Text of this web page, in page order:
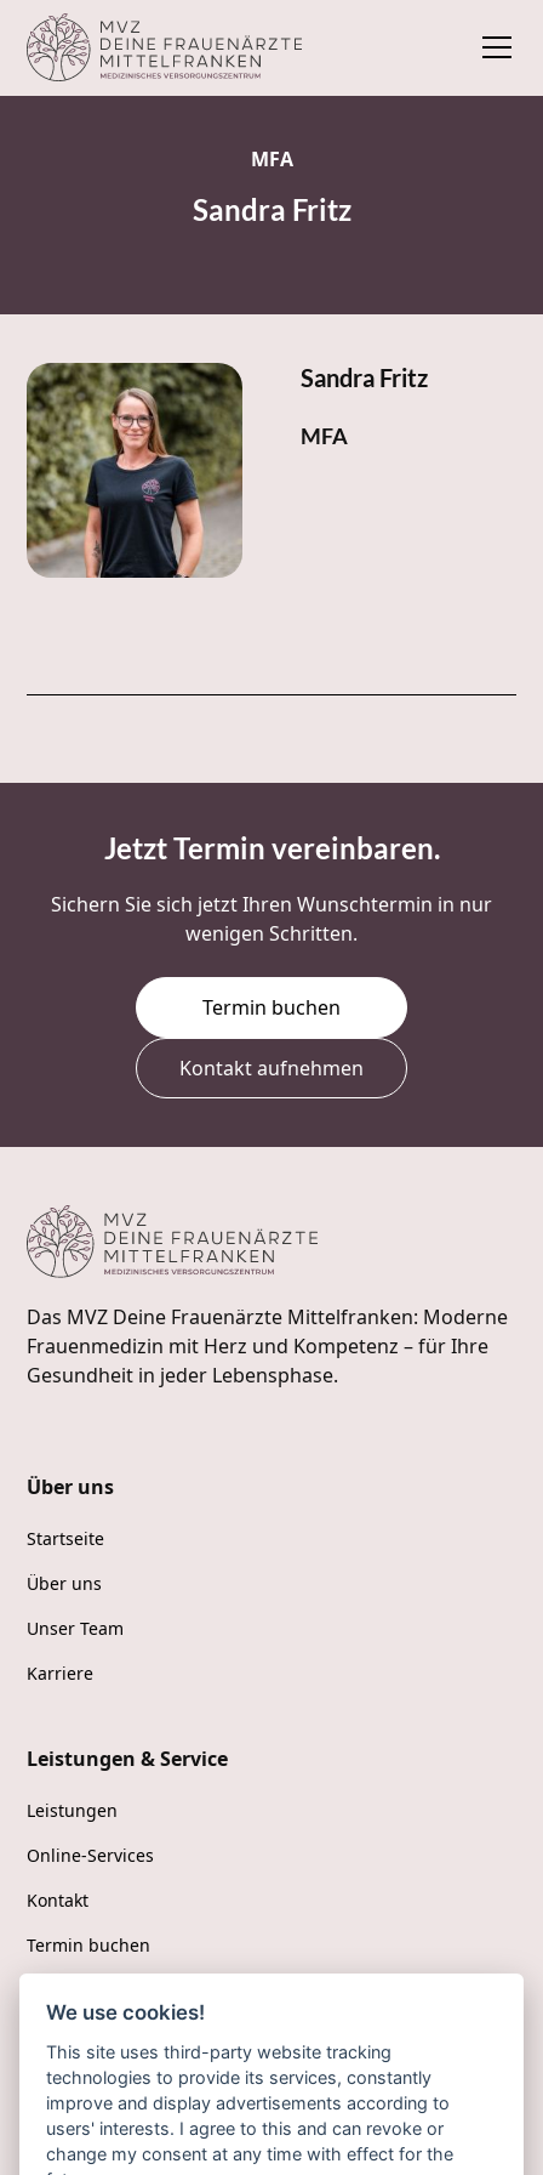
MFA
Sandra Fritz
Sandra Fritz
MFA
Jetzt Termin vereinbaren.
Sichern Sie sich jetzt Ihren Wunschtermin in nur
wenigen Schritten.
Termin buchen
Kontakt aufnehmen
Das MVZ Deine Frauenärzte Mittelfranken: Moderne
Frauenmedizin mit Herz und Kompetenz – für Ihre
Gesundheit in jeder Lebensphase.
Über uns
Startseite
Über uns
Unser Team
Karriere
Leistungen & Service
Leistungen
Online-Services
Kontakt
Termin buchen
Folgen Sie uns
Facebook
Instagram
We use cookies!
This site uses third-party website tracking
technologies to provide its services, constantly
improve and display advertisements according to
users' interests. I agree to this and can revoke or
change my consent at any time with effect for the